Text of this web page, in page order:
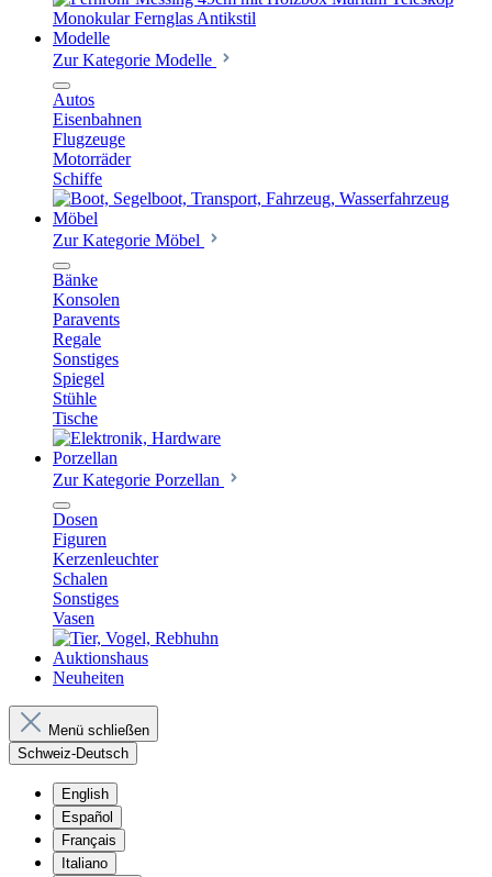
Modelle
Zur Kategorie Modelle
Autos
Eisenbahnen
Flugzeuge
Motorräder
Schiffe
Möbel
Zur Kategorie Möbel
Bänke
Konsolen
Paravents
Regale
Sonstiges
Spiegel
Stühle
Tische
Porzellan
Zur Kategorie Porzellan
Dosen
Figuren
Kerzenleuchter
Schalen
Sonstiges
Vasen
Auktionshaus
Neuheiten
Menü schließen
Schweiz-Deutsch
English
Español
Français
Italiano